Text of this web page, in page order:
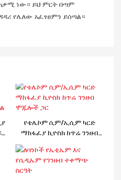
ነው። ይህ ምርት በጣም
የሌለው አፈፃፀምን ይሰጣል።
የቴሌኮም ሲም/ኢሲም ካርድ
ማከፋፈያ ኪዮስክ ከጥሬ ገንዘብ